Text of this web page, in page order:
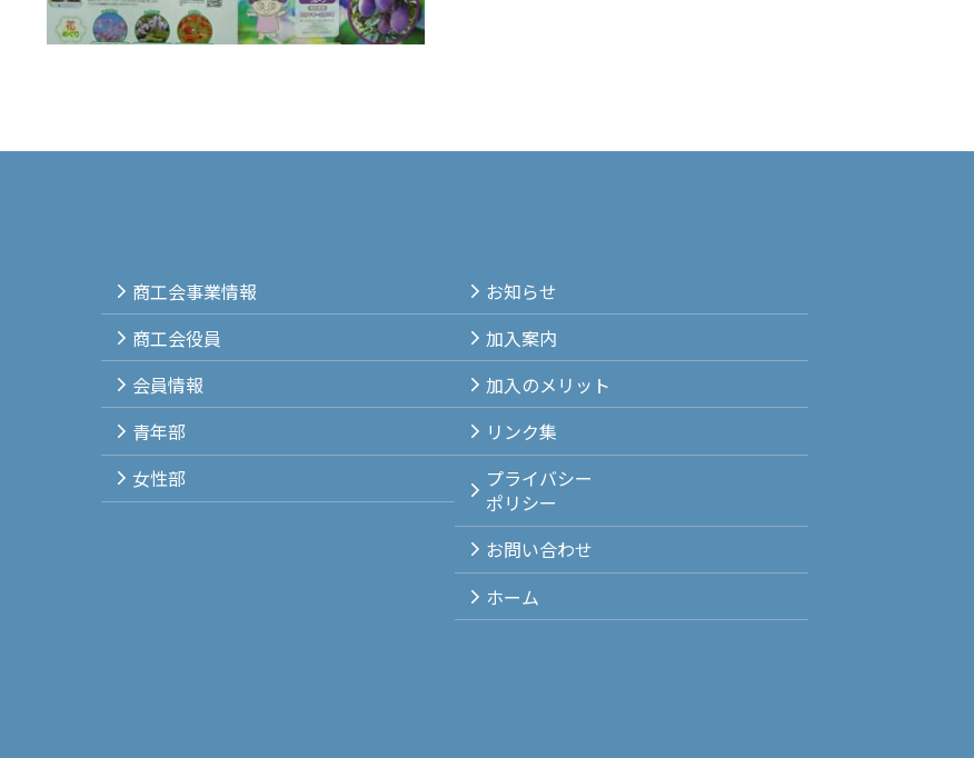
商工会事業情報
商工会役員
会員情報
青年部
女性部
お知らせ
加入案内
加入のメリット
リンク集
プライバシー
ポリシー
お問い合わせ
ホーム